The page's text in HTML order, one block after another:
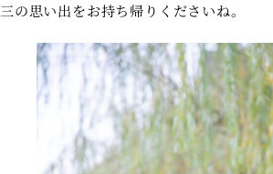
三の思い出をお持ち帰りくださいね。